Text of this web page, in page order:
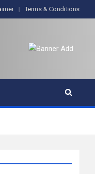
Terms & Conditions